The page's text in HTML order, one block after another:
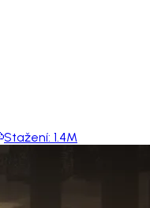
Stažení: 1.4M